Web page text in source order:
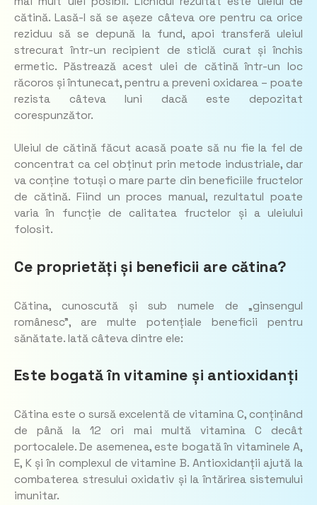
cătină. Lasă-l să se așeze câteva ore pentru ca orice
reziduu să se depună la fund, apoi transferă uleiul
strecurat într-un recipient de sticlă curat și închis
ermetic. Păstrează acest ulei de cătină într-un loc
răcoros și întunecat, pentru a preveni oxidarea – poate
rezista câteva luni dacă este depozitat
corespunzător.
Uleiul de cătină făcut acasă poate să nu fie la fel de
concentrat ca cel obținut prin metode industriale, dar
va conține totuși o mare parte din beneficiile fructelor
de cătină. Fiind un proces manual, rezultatul poate
varia în funcție de calitatea fructelor și a uleiului
folosit.
Ce proprietăți și beneficii are cătina?
Cătina, cunoscută și sub numele de „ginsengul
românesc”, are multe potențiale beneficii pentru
sănătate. Iată câteva dintre ele:
Este bogată în vitamine și antioxidanți
Cătina este o sursă excelentă de vitamina C, conținând
de până la 12 ori mai multă vitamina C decât
portocalele. De asemenea, este bogată în vitaminele A,
E, K și în complexul de vitamine B. Antioxidanții ajută la
combaterea stresului oxidativ și la întărirea sistemului
imunitar.